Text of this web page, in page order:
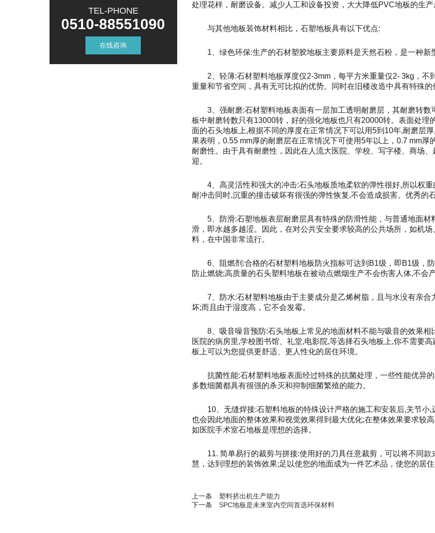
TEL-PHONE
0510-88551090
在线咨询
处理花样，耐磨设备。减少人工和设备投资，大大降低PVC地板的生
与其他地板装饰材料相比，石塑地板具有以下优点:
1、绿色环保:生产的石材塑胶地板主要原料是天然石粉，是一种新
2、轻薄:石材塑料地板厚度仅2-3mm，每平方米重量仅2- 3kg，
重量和节省空间，具有无可比拟的优势。同时在旧楼改造中具有特殊的
3、强耐磨:石材塑料地板表面有一层加工透明耐磨层，其耐磨转
板中耐磨转数只有13000转，好的强化地板也只有20000转。表面处理
面的石头地板上,根据不同的厚度在正常情况下可以用5到10年,耐磨层
果表明，0.55 mm厚的耐磨层在正常情况下可使用5年以上，0.7 mm
耐磨性。由于具有耐磨性，因此在人流大医院、学校、写字楼、商场
迎。
4、高灵活性和强大的冲击:石头地板质地柔软的弹性很好,所以权
耐冲击同时,沉重的撞击破坏有很强的弹性恢复,不会造成损害。优秀的
5、防滑:石塑地板表层耐磨层具有特殊的防滑性能，与普通地面
滑，即水越多越涩。因此，在对公共安全要求较高的公共场所，如机
料，在中国非常流行。
6、阻燃剂:合格的石材塑料地板防火指标可达到B1级，即B1级，
防止燃烧;高质量的石头塑料地板在被动点燃烟生产不会伤害人体,不会
7、防水:石材塑料地板由于主要成分是乙烯树脂，且与水没有亲
坏;而且由于湿度高，它不会发霉。
8、吸音噪音预防:石头地板上常见的地面材料不能与吸音的效果
医院的病房里,学校图书馆、礼堂,电影院,等选择石头地板上,你不需要
板上可以为您提供更舒适、更人性化的居住环境。
抗菌性能:石材塑料地板表面经过特殊的抗菌处理，一些性能优异
多数细菌都具有很强的杀灭和抑制细菌繁殖的能力。
10、无缝焊接:石塑料地板的特殊设计严格的施工和安装后,关节小
也会因此地面的整体效果和视觉效果得到最大优化;在整体效果要求较
如医院手术室石地板是理想的选择。
11. 简单易行的裁剪与拼接:使用好的刀具任意裁剪，可以将不同
慧，达到理想的装饰效果;足以使您的地面成为一件艺术品，使您的居
上一条
塑料挤出机生产能力
下一条
SPC地板是未来室内空间首选环保材料